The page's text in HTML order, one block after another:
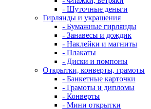
- Шуточные деньги
Гирлянды и украшения
- Бумажные гирлянды
- Занавесы и дождик
- Наклейки и магниты
- Плакаты
- Диски и помпоны
Открытки, конверты, грамоты
- Банкетные карточки
- Грамоты и дипломы
- Конверты
- Мини открытки